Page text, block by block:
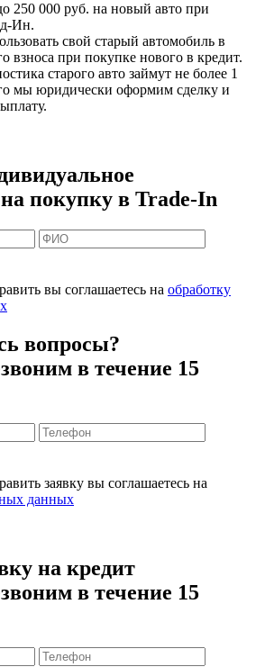
250 000 руб. на новый авто при
Ин.
свой старый автомобиль в
взноса при покупке нового в кредит.
старого авто займут не более 1
мы юридически оформим сделку и
покупку в Trade-In
вы соглашаетесь на обработку
вопросы?
в течение 15
заявку вы соглашаетесь на
данных
на кредит
в течение 15